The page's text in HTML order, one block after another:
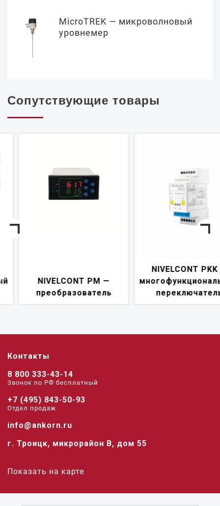
MicroTREK — микроволновый
уровнемер
Сопутствующие товары
NIVELCONT PM —
преобразователь
NIVELCONT PKK —
переключатель
Контакты
8 800 333-43-14
Звонок по РФ беcплатный
+7 (495) 843-50-93
Отдел продаж
info@ankorn.ru
г. Троицк, микрорайон В, дом 55
Показать на карте